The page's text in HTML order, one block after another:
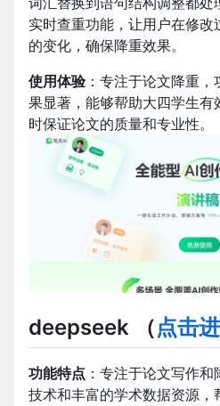
实时查重功能，让用户在修
的变化，确保降重效果。
使用体验：专注于论文降重，
果显著，能够帮助大四学生有
时保证论文的质量和专业性。
deepseek （点击
功能特点 ：专注于论文写作
技术和丰富的学术数据资源，